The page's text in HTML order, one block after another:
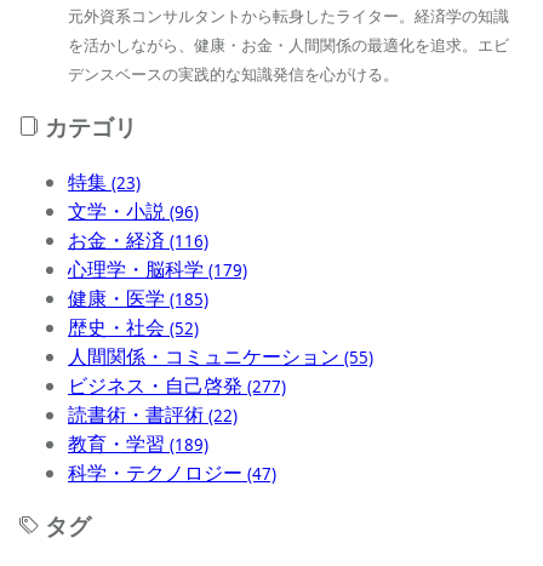
元外資系コンサルタントから転身したライター。経済学の知識
を活かしながら、健康・お金・人間関係の最適化を追求。エビ
デンスベースの実践的な知識発信を心がける。
カテゴリ
特集 (23)
文学・小説 (96)
お金・経済 (116)
心理学・脳科学 (179)
健康・医学 (185)
歴史・社会 (52)
人間関係・コミュニケーション (55)
ビジネス・自己啓発 (277)
読書術・書評術 (22)
教育・学習 (189)
科学・テクノロジー (47)
タグ